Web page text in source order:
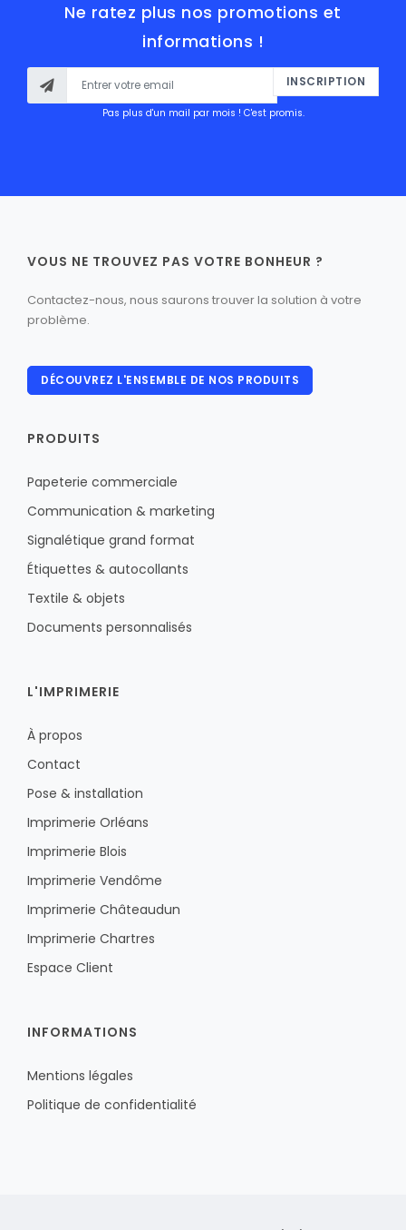
Ne ratez plus nos promotions et
informations !
INSCRIPTION
Pas plus d'un mail par mois ! C'est promis.
VOUS NE TROUVEZ PAS VOTRE BONHEUR ?
Contactez-nous, nous saurons trouver la solution à votre
problème.
DÉCOUVREZ L'ENSEMBLE DE NOS PRODUITS
PRODUITS
Papeterie commerciale
Communication & marketing
Signalétique grand format
Étiquettes & autocollants
Textile & objets
Documents personnalisés
L'IMPRIMERIE
À propos
Contact
Pose & installation
Imprimerie Orléans
Imprimerie Blois
Imprimerie Vendôme
Imprimerie Châteaudun
Imprimerie Chartres
Espace Client
INFORMATIONS
Mentions légales
Politique de confidentialité